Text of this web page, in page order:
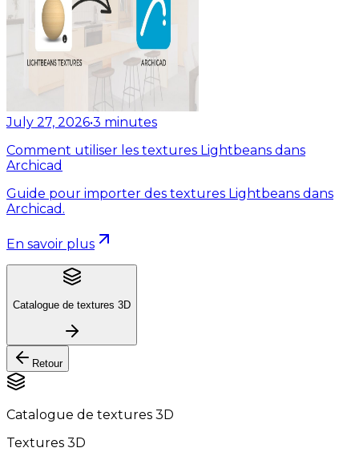
July 27, 2026•3 minutes
Comment utiliser les textures Lightbeans dans
Archicad
Guide pour importer des textures Lightbeans dans
Archicad.
En savoir plus
Catalogue de textures 3D
Retour
Catalogue de textures 3D
Textures 3D